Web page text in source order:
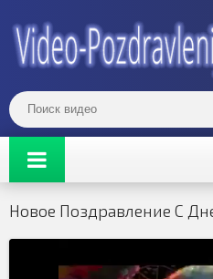
Новое Поздравление С